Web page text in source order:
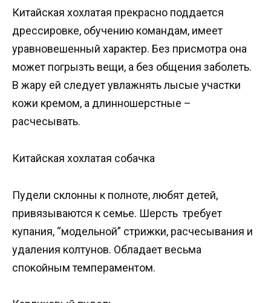
Китайская хохлатая прекрасно поддается
дрессировке, обучению командам, имеет
уравновешенный характер. Без присмотра она
может погрызть вещи, а без общения заболеть.
В жару ей следует увлажнять лысые участки
кожи кремом, а длинношерстные –
расчесывать.
Китайская хохлатая собачка
Пудели склонны к полноте, любят детей,
привязываются к семье. Шерсть требует
купания, “модельной” стрижки, расчесывания и
удаления колтунов. Обладает весьма
спокойным темпераментом.